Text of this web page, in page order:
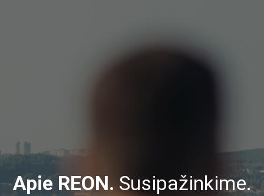
Apie REON. Susipažinkime.